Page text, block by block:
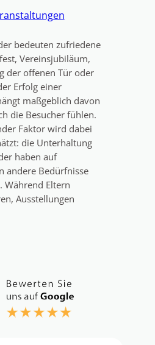
bedeuten zufriedene
Vereinsjubiläum,
der offenen Tür oder
Erfolg einer
maßgeblich davon
die Besucher fühlen.
Faktor wird dabei
die Unterhaltung
haben auf
andere Bedürfnisse
Während Eltern
Ausstellungen